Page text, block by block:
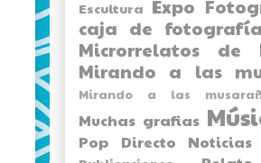
Escultura Expo
caja de
Microrrelatos de
Mirando a las
Mirando a las
Muchas grafias
Pop Directo Noticias